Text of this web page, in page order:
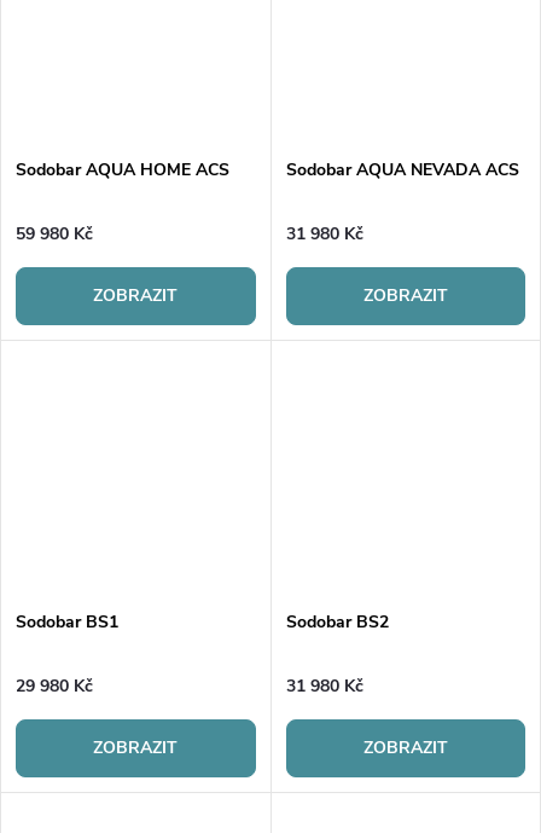
Sodobar AQUA HOME ACS
59 980 Kč
ZOBRAZIT
Sodobar AQUA NEVADA ACS
31 980 Kč
ZOBRAZIT
Sodobar BS1
29 980 Kč
ZOBRAZIT
Sodobar BS2
31 980 Kč
ZOBRAZIT